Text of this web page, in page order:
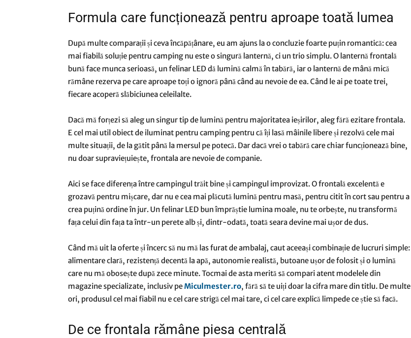
Formula care funcționează pentru aproape toată lumea
După multe comparații și ceva încăpățânare, eu am ajuns la o concluzie foarte puțin romantică: cea
mai fiabilă soluție pentru camping nu este o singură lanternă, ci un trio simplu. O lanternă frontală
bună face munca serioasă, un felinar LED dă lumină calmă în tabără, iar o lanternă de mână mică
rămâne rezerva pe care aproape toți o ignoră până când au nevoie de ea. Când le ai pe toate trei,
fiecare acoperă slăbiciunea celeilalte.
Dacă mă forțezi să aleg un singur tip de lumină pentru majoritatea ieșirilor, aleg fără ezitare frontala.
E cel mai util obiect de iluminat pentru camping pentru că îți lasă mâinile libere și rezolvă cele mai
multe situații, de la gătit până la mersul pe potecă. Dar dacă vrei o tabără care chiar funcționează bine,
nu doar supraviețuiește, frontala are nevoie de companie.
Aici se face diferența între campingul trăit bine și campingul improvizat. O frontală excelentă e
grozavă pentru mișcare, dar nu e cea mai plăcută lumină pentru masă, pentru citit în cort sau pentru a
crea puțină ordine în jur. Un felinar LED bun împrăștie lumina moale, nu te orbește, nu transformă
fața celui din fața ta într-un perete alb și, dintr-odată, toată seara devine mai ușor de dus.
Când mă uit la oferte și încerc să nu mă las furat de ambalaj, caut aceeași combinație de lucruri simple:
alimentare clară, rezistență decentă la apă, autonomie realistă, butoane ușor de folosit și o lumină
care nu mă obosește după zece minute. Tocmai de asta merită să compari atent modelele din
magazine specializate, inclusiv peMiculmester.ro, fără să te uiți doar la cifra mare din titlu. De multe
ori, produsul cel mai fiabil nu e cel care strigă cel mai tare, ci cel care explică limpede ce știe să facă.
De ce frontala rămâne piesa centrală